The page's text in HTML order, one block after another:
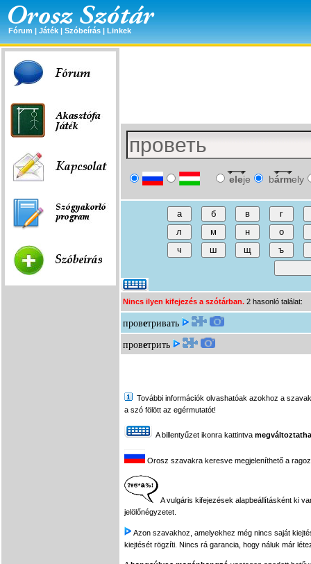
Fórum | Játék | Szóbeírás | Linkek
eleje bármely
Nincs ilyen kifejezés a szótárban. 2 hasonló találat:
проветривать
проветрить
További információk olvashatóak azokhoz a
a szó fölött az egérmutatót!
A billentyűzet ikonra kattintva
Orosz szavakra keresve megjeleníthető a
A vulgáris kifejezések alapbeállításként ki
jelölőnégyzetet.
Azon szavakhoz, amelyekhez még nincs saját
kiejtését rögzíti. Nincs rá garancia, hogy náluk már